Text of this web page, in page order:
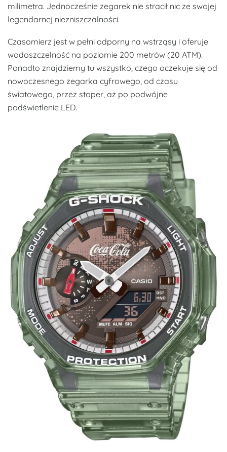
milimetra. Jednocześnie zegarek nie stracił nic ze swojej
legendarnej niezniszczalności.
Czasomierz jest w pełni odporny na wstrząsy i oferuje
wodoszczelność na poziomie 200 metrów (20 ATM).
Ponadto znajdziemy tu wszystko, czego oczekuje się od
nowoczesnego zegarka cyfrowego, od czasu
światowego, przez stoper, aż po podwójne
podświetlenie LED.